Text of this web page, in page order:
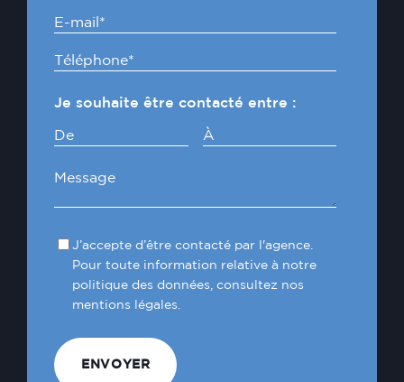
Je souhaite être contacté entre :
De À
J’accepte d’être contacté par l'agence.
Pour toute information relative à notre
politique des données, consultez nos
mentions légales.